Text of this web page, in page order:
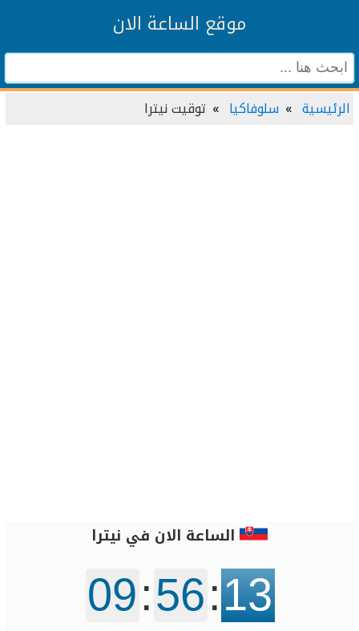
موقع الساعة الان
الرئيسية سلوفاكيا توقيت نيترا
الساعة الان في نيترا
09:56:13